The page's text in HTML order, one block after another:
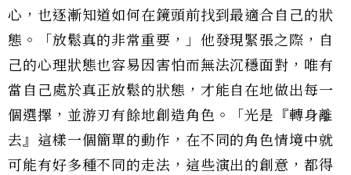
心，也逐漸知道如何在鏡頭前找到最適合自己的狀
態。「放鬆真的非常重要，」他發現緊張之際，自
己的心理狀態也容易因害怕而無法沉穩面對，唯有
當自己處於真正放鬆的狀態，才能自在地做出每一
個選擇，並游刃有餘地創造角色。「光是『轉身離
去』這樣一個簡單的動作，在不同的角色情境中就
可能有好多種不同的走法，這些演出的創意，都得